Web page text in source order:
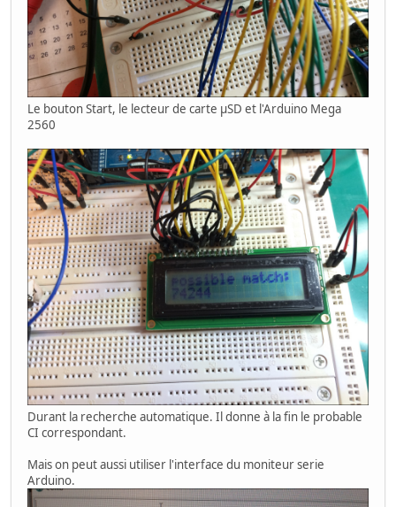
Le bouton Start, le lecteur de carte µSD et l'Arduino Mega
2560
Durant la recherche automatique. Il donne à la fin le probable
CI correspondant.
Mais on peut aussi utiliser l'interface du moniteur serie
Arduino.